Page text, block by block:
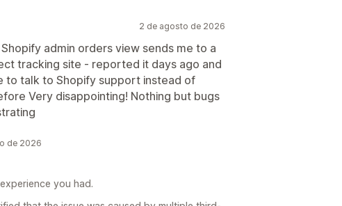
2 de agosto de 2026
admin orders view sends me to a
tracking site - reported it days ago and
to talk to Shopify support instead of
Very disappointing! Nothing but bugs
de 2026
you had.